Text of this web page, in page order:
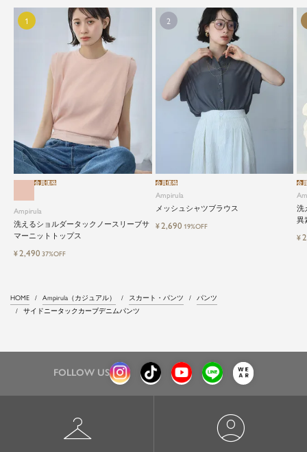
Ampirula
洗えるショルダータックノースリーブサ
マーニットトップス
会員価格
¥2,490 37%OFF
Ampirula
メッシュシャツブラウス
会員価格
¥2,690 19%OFF
洗
異
会
¥
HOME Ampirula（カジュアル） スカート・パンツ
パンツ
サイドニータックカーブデニムパンツ
FOLLOW US
checkroom account_circle